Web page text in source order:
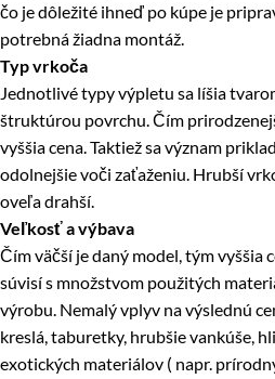
čo je dôležité ihneď po kúpe je
potrebná žiadna montáž.
Typ vrkoča
Jednotlivé typy výpletu sa líšia
štruktúrou povrchu. Čím
vyššia cena. Taktiež sa význam
odolnejšie voči zaťaženiu. Hrubší
oveľa drahší.
Veľkosť a výbava
Čím väčší je daný model, tým vyššia
súvisí s množstvom použitých
výrobu. Nemalý vplyv na výslednú
kreslá, taburetky, hrubšie vankúše,
exotických materiálov ( napr.